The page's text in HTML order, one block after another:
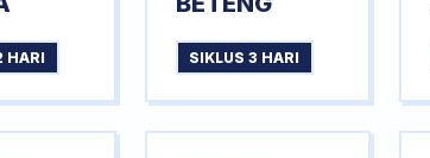
HARI SIKLUS 3 HARI